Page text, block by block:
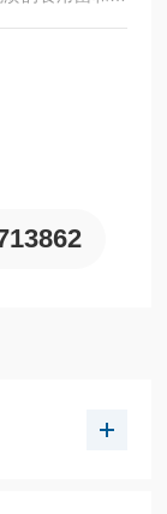
烤食品馅料及表
料、果蔬汁(浆)